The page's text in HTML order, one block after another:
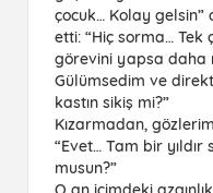
çocuk… Kolay gelsin”
etti: “Hiç sorma… Tek
görevini yapsa daha
Gülümsedim ve
kastın sikiş mi?”
Kızarmadan,
“Evet… Tam bir
musun?”